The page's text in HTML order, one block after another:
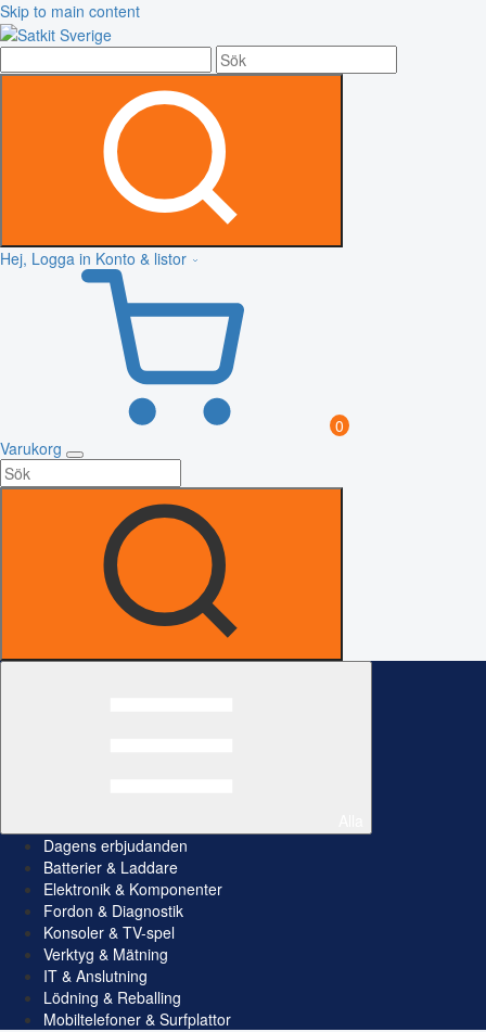
Skip to main content
Hej, Logga in Konto & listor
0
Varukorg
Dagens erbjudanden
Batterier & Laddare
Elektronik & Komponenter
Fordon & Diagnostik
Konsoler & TV-spel
Verktyg & Mätning
IT & Anslutning
Lödning & Reballing
Mobiltelefoner & Surfplattor